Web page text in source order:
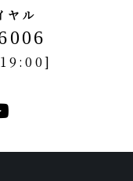
ヤル
19:00]